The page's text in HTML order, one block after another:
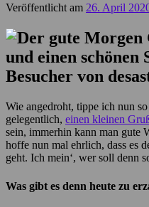
Veröffentlicht am 26. April
und einen schönen
Besucher von
Wie angedroht, tippe ich nun
gelegentlich, einen kleinen
sein, immerhin kann man gute
hoffe nun mal ehrlich, dass es
geht. Ich mein‘, wer soll denn
Was gibt es denn heute zu